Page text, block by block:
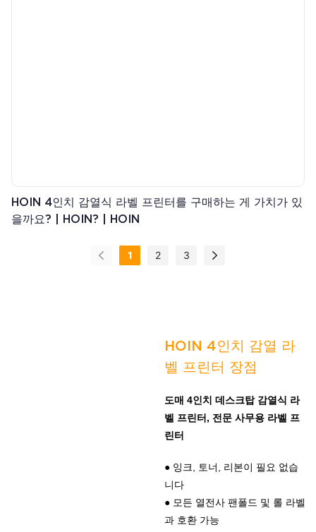
HOIN 4인치 감열식 라벨 프린터를 구매하는 게 가치가 있
을까요? | HOIN? | HOIN
1 2 3
HOIN 4인치 감열 라
벨 프린터 장점
도매 4인치 데스크탑 감열식 라
벨 프린터, 전문 사무용 라벨 프
린터
● 잉크, 토너, 리본이 필요 없습
니다
● 모든 열전사 팬폴드 및 롤 라벨
과 호환 가능